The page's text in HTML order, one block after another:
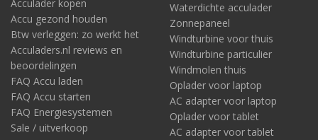
Acculader kopen
Accu gezond houden
Btw verleggen: zo werkt het
Acculaders.nl reviews en
beoordelingen
FAQ Accu laden
FAQ Accu starten
FAQ Energiesystemen
Sale / uitverkoop
Waterdichte acculader
Zonnepaneel
Windturbine voor thuis
Windturbine particulier
Windmolen thuis
Oplader voor laptop
AC adapter voor laptop
Oplader voor tablet
AC adapter voor tablet